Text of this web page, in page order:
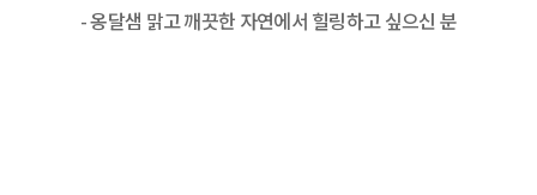
- 옹달샘 맑고 깨끗한 자연에서 힐링하고 싶으신 분